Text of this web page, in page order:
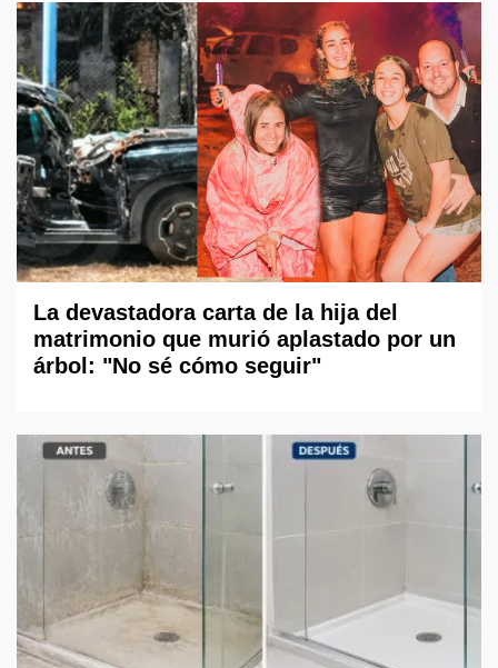
La devastadora carta de la hija del
matrimonio que murió aplastado por un
árbol: "No sé cómo seguir"